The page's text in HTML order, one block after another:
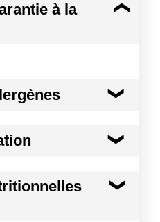
à la
en salaison [viande de
30-35 min au
du croustillant.